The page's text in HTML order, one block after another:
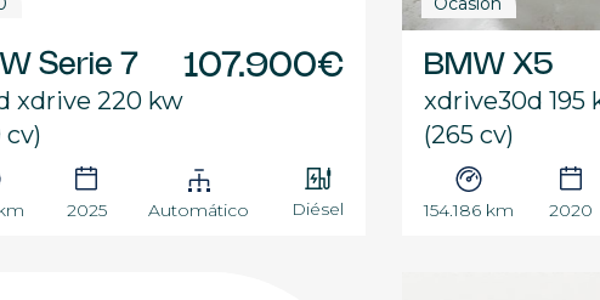
Serie 7
xdrive 220 kw
cv)
107.900€
2025 Automático Diésel
BMW X5
xdrive30d 195
(265 cv)
154.186 km 2020